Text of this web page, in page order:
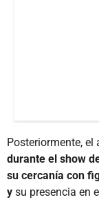
Posteriormente,
durante el show
su cercanía con
y su presencia en